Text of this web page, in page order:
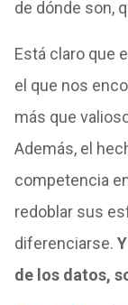
de dónde son,
Está claro que
el que nos
más que
Además, el
competencia
redoblar sus
diferenciarse.
de los datos,